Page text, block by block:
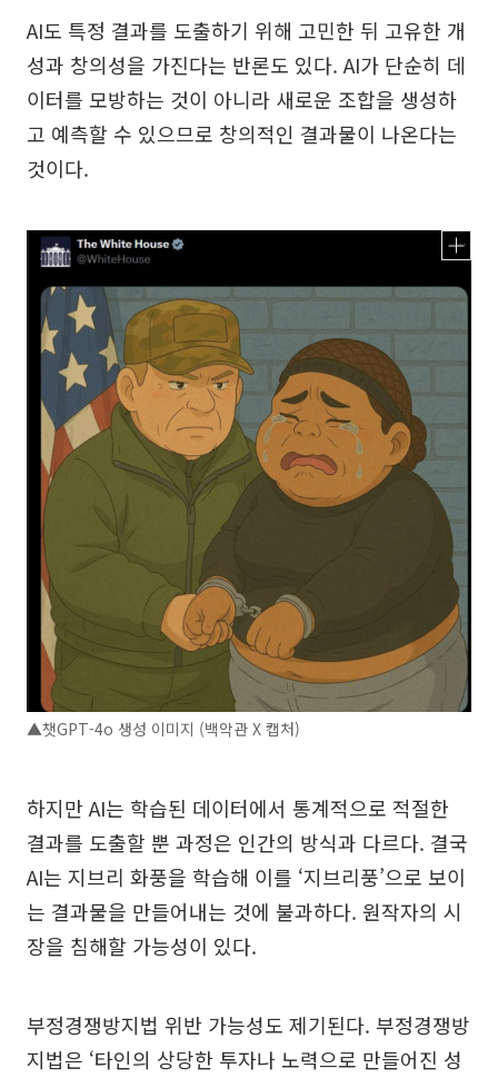
AI도 특정 결과를 도출하기 위해 고민한 뒤 고유한 개
성과 창의성을 가진다는 반론도 있다. AI가 단순히 데
이터를 모방하는 것이 아니라 새로운 조합을 생성하
고 예측할 수 있으므로 창의적인 결과물이 나온다는
것이다.
▲챗GPT-4o 생성 이미지 (백악관 X 캡처)
하지만 AI는 학습된 데이터에서 통계적으로 적절한
결과를 도출할 뿐 과정은 인간의 방식과 다르다. 결국
AI는 지브리 화풍을 학습해 이를 ‘지브리풍’으로 보이
는 결과물을 만들어내는 것에 불과하다. 원작자의 시
장을 침해할 가능성이 있다.
부정경쟁방지법 위반 가능성도 제기된다. 부정경쟁방
지법은 ‘타인의 상당한 투자나 노력으로 만들어진 성